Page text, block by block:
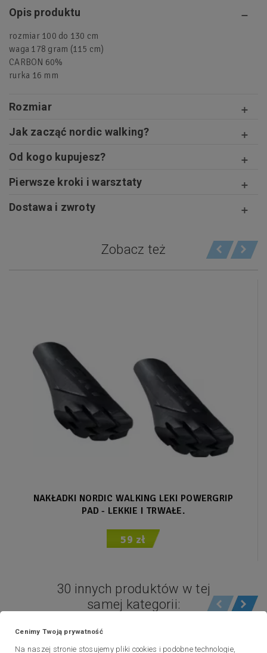
Opis produktu
rozmiar 100 do 130 cm
waga 178 gram (115 cm)
CARBON 60%
rurka 16 mm
Rozmiar
Jak zacząć nordic walking?
Od kogo kupujesz?
Pierwsze kroki i warsztaty
Dostawa i zwroty
Zobacz też
NAKŁADKI NORDIC WALKING LEKI POWERGRIP
PAD - LEKKIE I TRWAŁE.
59 zł
30 innych produktów w tej
samej kategorii:
Cenimy Twoją prywatność
Na naszej stronie stosujemy pliki cookies i podobne technologie,